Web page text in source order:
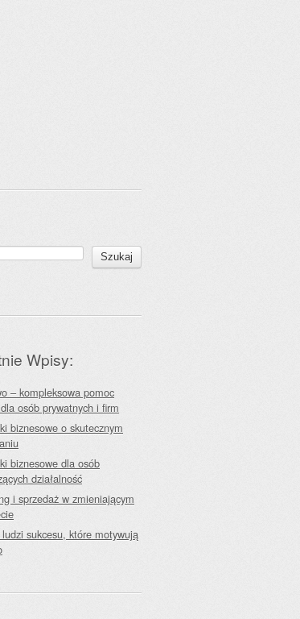
Szukaj
Wpisy:
– kompleksowa pomoc
osób prywatnych i firm
biznesowe o skutecznym
biznesowe dla osób
działalność
i sprzedaż w zmieniającym
sukcesu, które motywują